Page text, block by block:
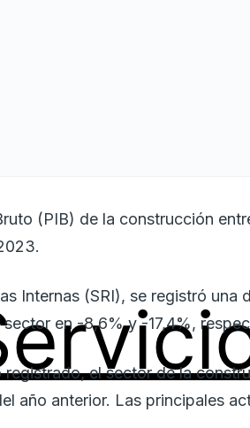
(PIB) de la construcción
Internas (SRI), se registró una
en -8,6% y -17,4%,
el sector de la
año anterior. Las principales